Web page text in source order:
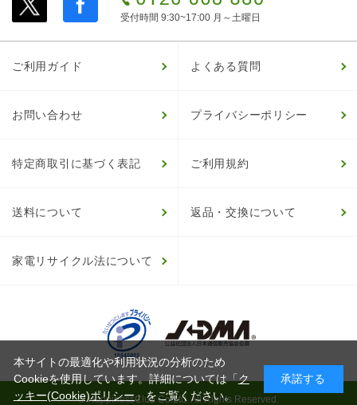
受付時間 9:30~17:00 月～土曜日
ご利用ガイド よくある質問
お問い合わせ プライバシーポリシー
特定商取引に基づく表記 ご利用規約
送料について 返品・交換について
家電リサイクル法について
© HappinessClub Co.Ltd. All Rights Reserved.
本サイトの最適化や利用状況の分析のため
Cookieを使用しています。詳細については「ク
ッキー(Cookie)ポリシー」をご覧ください。
承諾する